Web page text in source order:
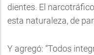
dientes. El
esta naturaleza, de
Y agregó: “Todos